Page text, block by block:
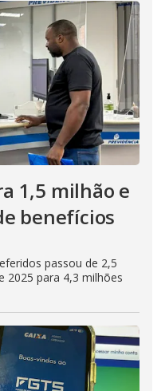
1,5 milhão e
benefícios
passou de 2,5
2025 para 4,3 milhões